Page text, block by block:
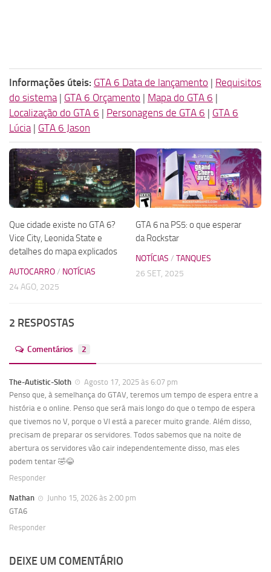
Informações úteis: GTA 6 Data de lançamento | Requisitos
do sistema | GTA 6 Orçamento | Mapa do GTA 6 |
Localização do GTA 6 | Personagens de GTA 6 | GTA 6
Lúcia | GTA 6 Jason
Que cidade existe no GTA 6?
Vice City, Leonida State e
detalhes do mapa explicados
AUTOCARRO/ NOTÍCIAS
24 AGO, 2025
GTA 6 na PS5: o que esperar
da Rockstar
NOTÍCIAS / TANQUES
26 SET, 2025
2 RESPOSTAS
Comentários 2
The-Autistic-Sloth
Agosto 17, 2025 às 6:07 pm
Penso que, à semelhança do GTAV, teremos um tempo de espera entre a
história e o online. Penso que será mais longo do que o tempo de espera
que tivemos no V, porque o VI está a parecer muito grande. Além disso,
precisam de preparar os servidores. Todos sabemos que na noite de
abertura os servidores vão cair independentemente disso, mas eles
podem tentar 🤣😂
Responder
Nathan
Junho 15, 2026 às 2:00 pm
GTA6
Responder
DEIXE UM COMENTÁRIO